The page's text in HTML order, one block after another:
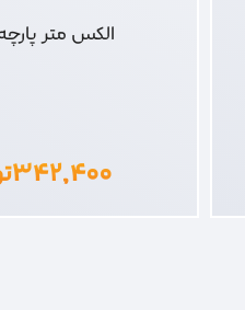
الکس متر پارچه
۳۴۲,۴۰۰